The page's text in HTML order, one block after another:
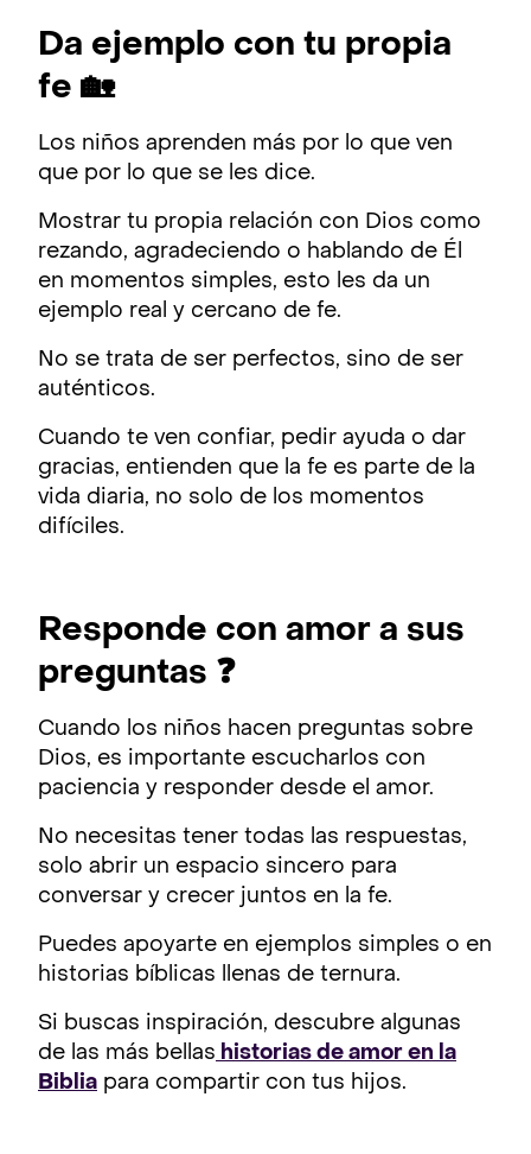
Da ejemplo con tu propia
fe 🏡
Los niños aprenden más por lo que ven
que por lo que se les dice.
Mostrar tu propia relación con Dios como
rezando, agradeciendo o hablando de Él
en momentos simples, esto les da un
ejemplo real y cercano de fe.
No se trata de ser perfectos, sino de ser
auténticos.
Cuando te ven confiar, pedir ayuda o dar
gracias, entienden que la fe es parte de la
vida diaria, no solo de los momentos
difíciles.
Responde con amor a sus
preguntas ❓
Cuando los niños hacen preguntas sobre
Dios, es importante escucharlos con
paciencia y responder desde el amor.
No necesitas tener todas las respuestas,
solo abrir un espacio sincero para
conversar y crecer juntos en la fe.
Puedes apoyarte en ejemplos simples o en
historias bíblicas llenas de ternura.
Si buscas inspiración, descubre algunas
de las más bellas historias de amor en la
Biblia para compartir con tus hijos.